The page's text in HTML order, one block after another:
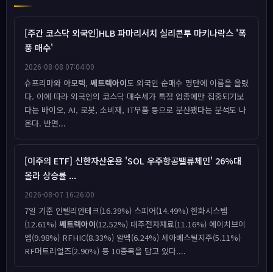
[주간 코스닥 외국인]HLB 파마리서치 실리콘투 마키나락스 '폭
풍 매수'
2026-08-08 07:04:00
슈프리마와 아모텍, 쎄트렉아이도 외국인 순매수 명단에 이름을 올렸
다. 이에 따라 외국인의 코스닥 매수세가 특정 업종에만 집중되기보
다는 바이오, AI, 로봇, 소비재, IT부품 등으로 분산됐다는 분석도 나
온다. 반면...
[이주의 ETF] 신한자산운용 'SOL 우주항공밸류체인' 26%대
올라 상승률 ...
2026-08-07 16:26:00
7일 기준 인텔리안테크(16.39%) 스피어(14.49%) 한화시스템
(12.61%) 쎄트렉아이(12.52%) 대주전자재료(11.16%) 에이치브이
엠(9.98%) RFHIC(8.33%) 알멕(6.24%) 세아베스틸지주(5.11%)
RF머트리얼즈(2.90%) 등 10종목을 담고 있다....